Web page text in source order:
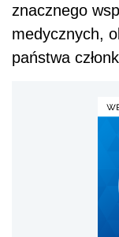
znacznego
medycznych,
państwa